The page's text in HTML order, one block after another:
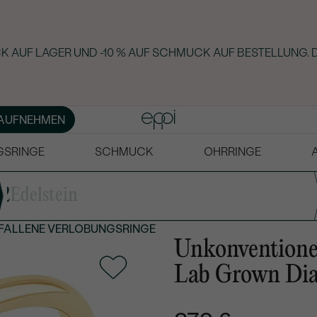
AUF LAGER UND -10 % AUF SCHMUCK AUF BESTELLUNG.
SCHMUCK OHRRINGE
2
VERLOBUNGSRINGE
Lab Grown